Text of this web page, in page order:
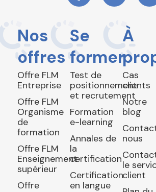
Nos
offres
Offre FLM
Entreprise
Offre FLM
Organisme
de
formation
Offre FLM
Enseignement
supérieur
Offre
Se
former
Test de
positionnement
et recrutement
Formation
e-learning
Annales de
la
certification
Certification
en langue
À
Cas
clients
Notre
blog
nous
le
client